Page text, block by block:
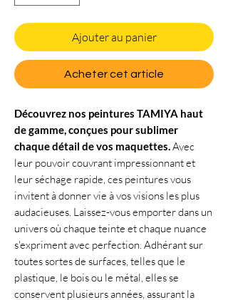
Ajouter au panier
Acheter cet article
Découvrez nos peintures TAMIYA haut
de gamme, conçues pour sublimer
chaque détail de vos maquettes. Avec
leur pouvoir couvrant impressionnant et
leur séchage rapide, ces peintures vous
invitent à donner vie à vos visions les plus
audacieuses. Laissez-vous emporter dans un
univers où chaque teinte et chaque nuance
s'expriment avec perfection. Adhérant sur
toutes sortes de surfaces, telles que le
plastique, le bois ou le métal, elles se
conservent plusieurs années, assurant la